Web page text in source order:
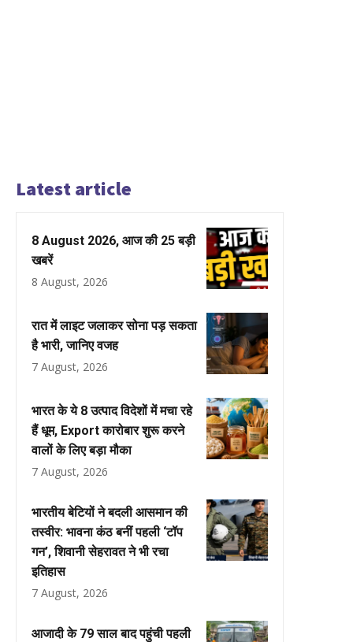
Latest article
8 August 2026, आज की 25 बड़ी
खबरें
8 August, 2026
रात में लाइट जलाकर सोना पड़ सकता
है भारी, जानिए वजह
7 August, 2026
भारत के ये 8 उत्पाद विदेशों में मचा रहे
हैं धूम, Export कारोबार शुरू करने
वालों के लिए बड़ा मौका
7 August, 2026
भारतीय बेटियों ने बदली आसमान की
तस्वीर: भावना कंठ बनीं पहली ‘टॉप
गन’, शिवानी सेहरावत ने भी रचा
इतिहास
7 August, 2026
आजादी के 79 साल बाद पहुंची पहली